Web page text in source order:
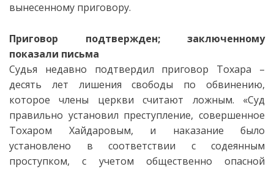
вынесенному приговору.
Приговор подтвержден; заключенному
показали письма
Судья недавно подтвердил приговор Тохара –
десять лет лишения свободы по обвинению,
которое члены церкви считают ложным. «Суд
правильно установил преступление, совершенное
Тохаром Хайдаровым, и наказание было
установлено в соответствии с содеянным
проступком, с учетом общественно опасной